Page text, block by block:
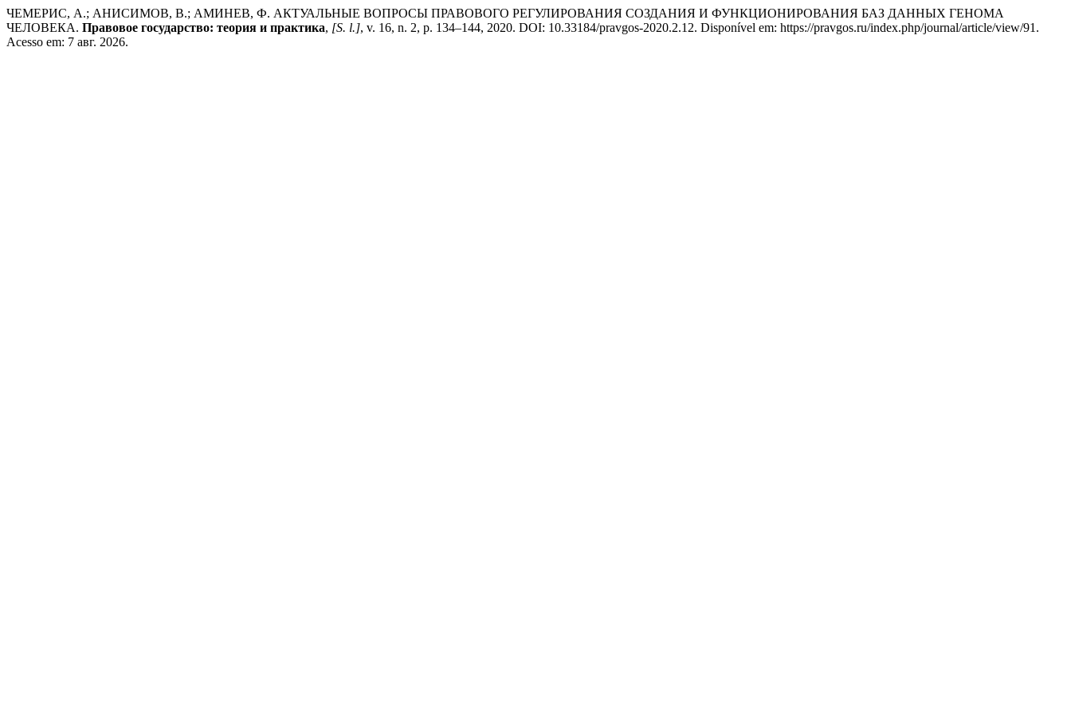
ЧЕМЕРИС, А.; АНИСИМОВ, В.; АМИНЕВ, Ф. АКТУАЛЬНЫЕ ВОПРОСЫ ПРАВОВОГО РЕГУЛИРОВАНИЯ СОЗДАНИЯ И ФУНКЦИОНИРОВАНИЯ БАЗ ДАННЫХ ГЕНОМА
ЧЕЛОВЕКА. Правовое государство: теория и практика, [S. l.], v. 16, n. 2, p. 134–144, 2020. DOI: 10.33184/pravgos-2020.2.12. Disponível em: https://pravgos.ru/index.php/journal/article/view/91.
Acesso em: 7 авг. 2026.